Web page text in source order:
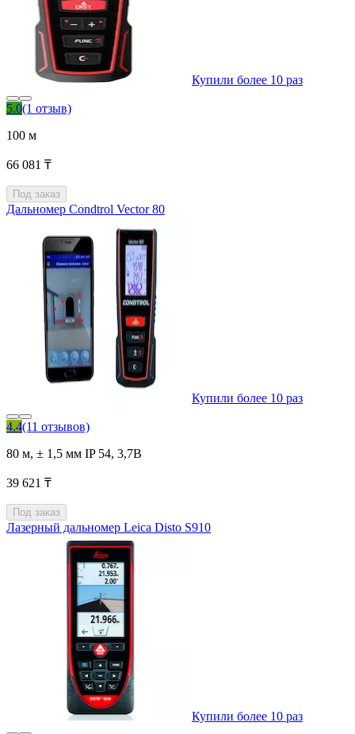
Купили более 10 раз
5.0(1 отзыв)
100 м
66 081 ₸
Под заказ
Дальномер Condtrol Vector 80
Купили более 10 раз
4.4(11 отзывов)
80 м, ± 1,5 мм IP 54, 3,7В
39 621 ₸
Под заказ
Лазерный дальномер Leica Disto S910
Купили более 10 раз